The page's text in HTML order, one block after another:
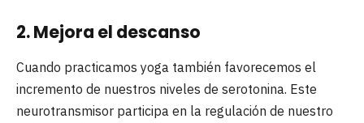
2. Mejora el descanso
Cuando practicamos yoga también favorecemos el
incremento de nuestros niveles de serotonina. Este
neurotransmisor participa en la regulación de nuestro